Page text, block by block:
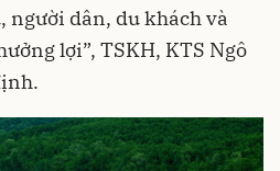
dân, du khách và
lợi”, TSKH, KTS Ngô